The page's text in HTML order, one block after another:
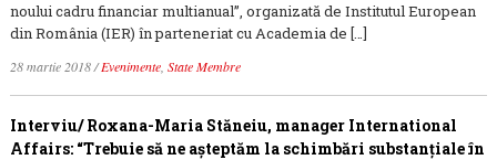
noului cadru financiar multianual”, organizată de Institutul European
din România (IER) în parteneriat cu Academia de […]
28 martie 2018/Evenimente, State Membre
Interviu/ Roxana-Maria Stăneiu, manager International
Affairs: “Trebuie să ne așteptăm la schimbări substanțiale în